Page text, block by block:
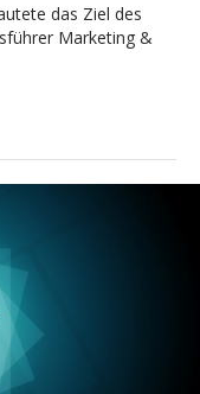
das Ziel des
Marketing &